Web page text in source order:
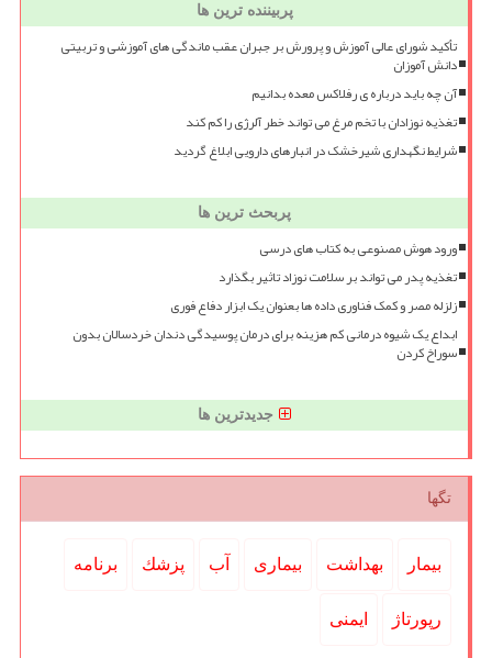
پربیننده ترین ها
تأکید شورای عالی آموزش و پرورش بر جبران عقب ماندگی های آموزشی و تربیتی
دانش آموزان
آن چه باید درباره ی رفلاکس معده بدانیم
تغذیه نوزادان با تخم مرغ می تواند خطر آلرژی را کم کند
شرایط نگهداری شیرخشک در انبارهای دارویی ابلاغ گردید
پربحث ترین ها
ورود هوش مصنوعی به کتاب های درسی
تغذیه پدر می تواند بر سلامت نوزاد تاثیر بگذارد
زلزله مصر و کمک فناوری داده ها بعنوان یک ابزار دفاع فوری
ابداع یک شیوه درمانی کم هزینه برای درمان پوسیدگی دندان خردسالان بدون
سوراخ کردن
جدیدترین ها
تگها
بیمار بهداشت بیماری آب پزشك برنامه
رپورتاژ ایمنی